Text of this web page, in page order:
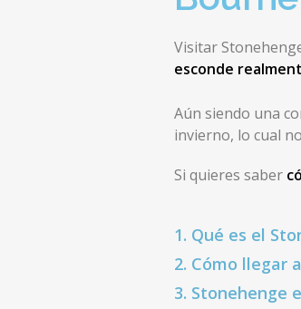
Visitar
esconde
Aún siendo una
invierno, lo cual
Si quieres saber
1. Qué es el
2. Cómo llegar
3. Stonehenge